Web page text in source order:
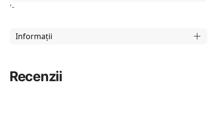
‘-
Informații
Recenzii